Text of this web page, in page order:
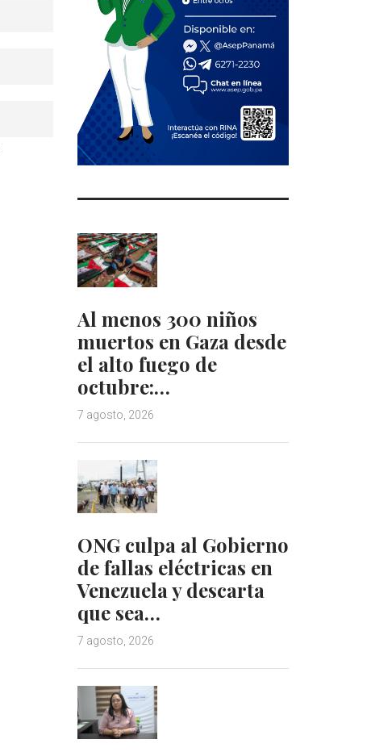
Al menos 300 niños
muertos en Gaza desde
el alto fuego de
octubre:…
7 agosto, 2026
ONG culpa al Gobierno
de fallas eléctricas en
Venezuela y descarta
que sea…
7 agosto, 2026